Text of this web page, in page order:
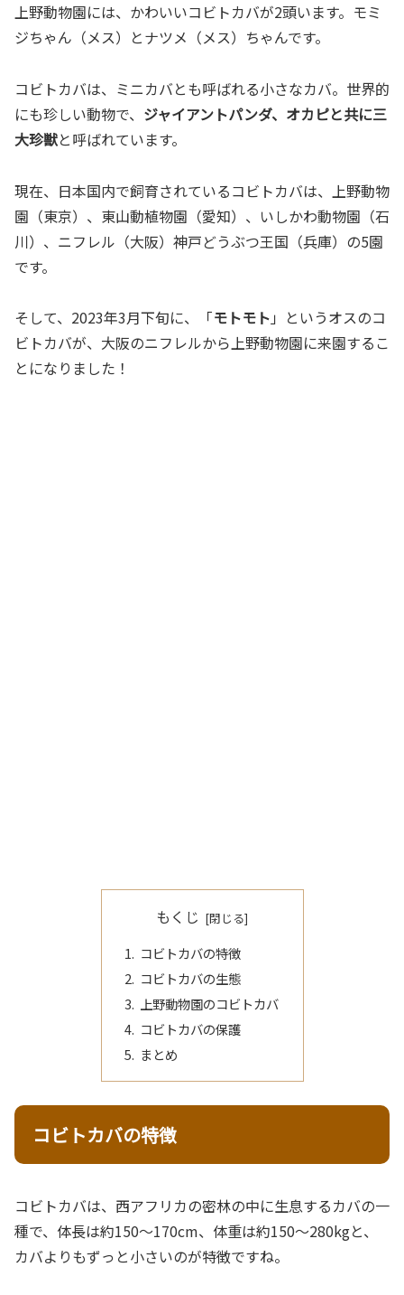
上野動物園には、かわいいコビトカバが2頭います。モミ
ジちゃん（メス）とナツメ（メス）ちゃんです。
コビトカバは、ミニカバとも呼ばれる小さなカバ。世界的
にも珍しい動物で、 ジャイアントパンダ、オカピと共に三
大珍獣と呼ばれています。
現在、日本国内で飼育されているコビトカバは、上野動物
園（東京）、東山動植物園（愛知）、いしかわ動物園（石
川）、ニフレル（大阪）神戸どうぶつ王国（兵庫）の5園
です。
そして、2023年3月下旬に、「モトモト 」というオスのコ
ビトカバが、大阪のニフレルから上野動物園に来園するこ
とになりました！
もくじ
コビトカバの特徴
コビトカバの生態
上野動物園のコビトカバ
コビトカバの保護
まとめ
コビトカバの特徴
コビトカバは、西アフリカの密林の中に生息するカバの一
種で、体長は約150～170cm、体重は約150～280kgと、
カバよりもずっと小さいのが特徴ですね。